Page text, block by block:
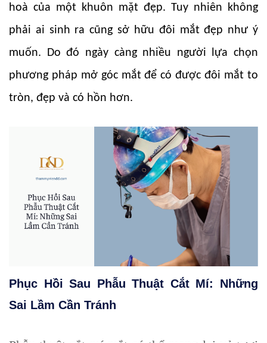
hoà của một khuôn mặt đẹp. Tuy nhiên không
phải ai sinh ra cũng sở hữu đôi mắt đẹp như ý
muốn. Do đó ngày càng nhiều người lựa chọn
phương pháp mở góc mắt để có được đôi mắt to
tròn, đẹp và có hồn hơn.
Phục Hồi Sau Phẫu Thuật Cắt Mí: Những
Sai Lầm Cần Tránh